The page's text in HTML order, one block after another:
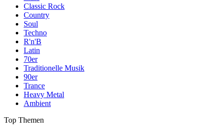
Classic Rock
Country
Soul
Techno
R'n'B
Latin
70er
Traditionelle Musik
90er
Trance
Heavy Metal
Ambient
Top Themen